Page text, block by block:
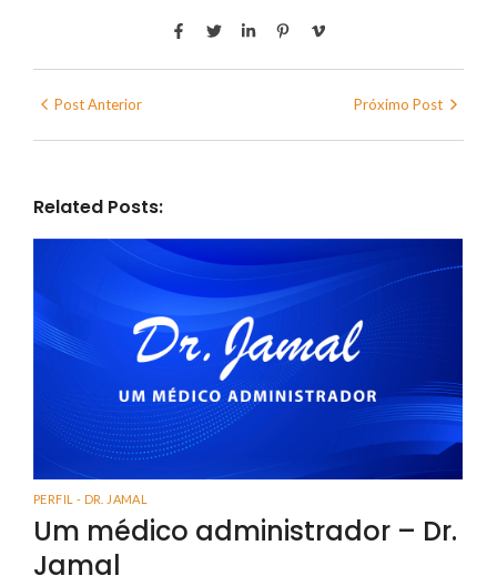
Post Anterior Próximo Post
Related Posts:
PERFIL - DR. JAMAL
Um médico administrador – Dr.
Jamal